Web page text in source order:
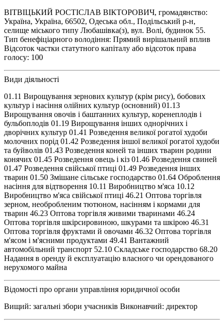
ВІТВІЦЬКИЙ РОСТІСЛАВ ВІКТОРОВИЧ, громадянство:
Україна, Україна, 66502, Одеська обл., Подільський р-н,
селище міського типу Любашівка(з), вул. Волі, будинок 55.
Тип бенефіціарного володіння: Прямий вирішальний вплив
Відсоток частки статутного капіталу або відсоток права
голосу: 100
Види діяльності
01.11 Вирощування зернових культур (крім рису), бобових
культур і насіння олійних культур (основний) 01.13
Вирощування овочів і баштанних культур, коренеплодів і
бульбоплодів 01.19 Вирощування інших однорічних і
дворічних культур 01.41 Розведення великої рогатої худоби
молочних порід 01.42 Розведення іншої великої рогатої худоби
та буйволів 01.43 Розведення коней та інших тварин родини
конячих 01.45 Розведення овець і кіз 01.46 Розведення свиней
01.47 Розведення свійської птиці 01.49 Розведення інших
тварин 01.50 Змішане сільське господарство 01.64 Оброблення
насіння для відтворення 10.11 Виробництво м'яса 10.12
Виробництво м'яса свійської птиці 46.21 Оптова торгівля
зерном, необробленим тютюном, насінням і кормами для
тварин 46.23 Оптова торгівля живими тваринами 46.24
Оптова торгівля шкірсировиною, шкурами та шкірою 46.31
Оптова торгівля фруктами й овочами 46.32 Оптова торгівля
м'ясом і м'ясними продуктами 49.41 Вантажний
автомобільний транспорт 52.10 Складське господарство 68.20
Надання в оренду й експлуатацію власного чи орендованого
нерухомого майна
Відомості про органи управління юридичної особи
Вищий: загальні збори учасників Виконавчий: директор